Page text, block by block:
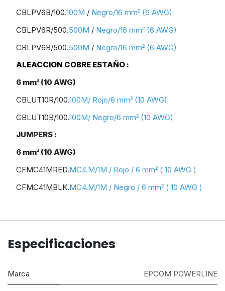
CBLPV6B/100.100M / Negro/16 mm² (6 AWG)
CBLPV6R/500.500M / Negro/16 mm² (6 AWG)
CBLPV6B/500.500M / Negro/16 mm² (6 AWG)
ALEACCION COBRE ESTAÑO :
6 mm² (10 AWG)
CBLUT10R/100.100M/ Rojo/6 mm² (10 AWG)
CBLUT10B/100.100M/ Negro/6 mm² (10 AWG)
JUMPERS :
6 mm² (10 AWG)
CFMC41MRED.MC4.M/1M / Rojo / 6 mm² ( 10 AWG )
CFMC41MBLK.MC4.M/1M / Negro / 6 mm² ( 10 AWG )
Especificaciones
Marca EPCOM POWERLINE